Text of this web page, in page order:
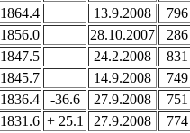
1864.4 13.9.2008 796
1856.0 28.10.2007 286
1847.5 24.2.2008 831
1845.7 14.9.2008 749
1836.4 -36.6 27.9.2008 751
1831.6 + 25.1 27.9.2008 774